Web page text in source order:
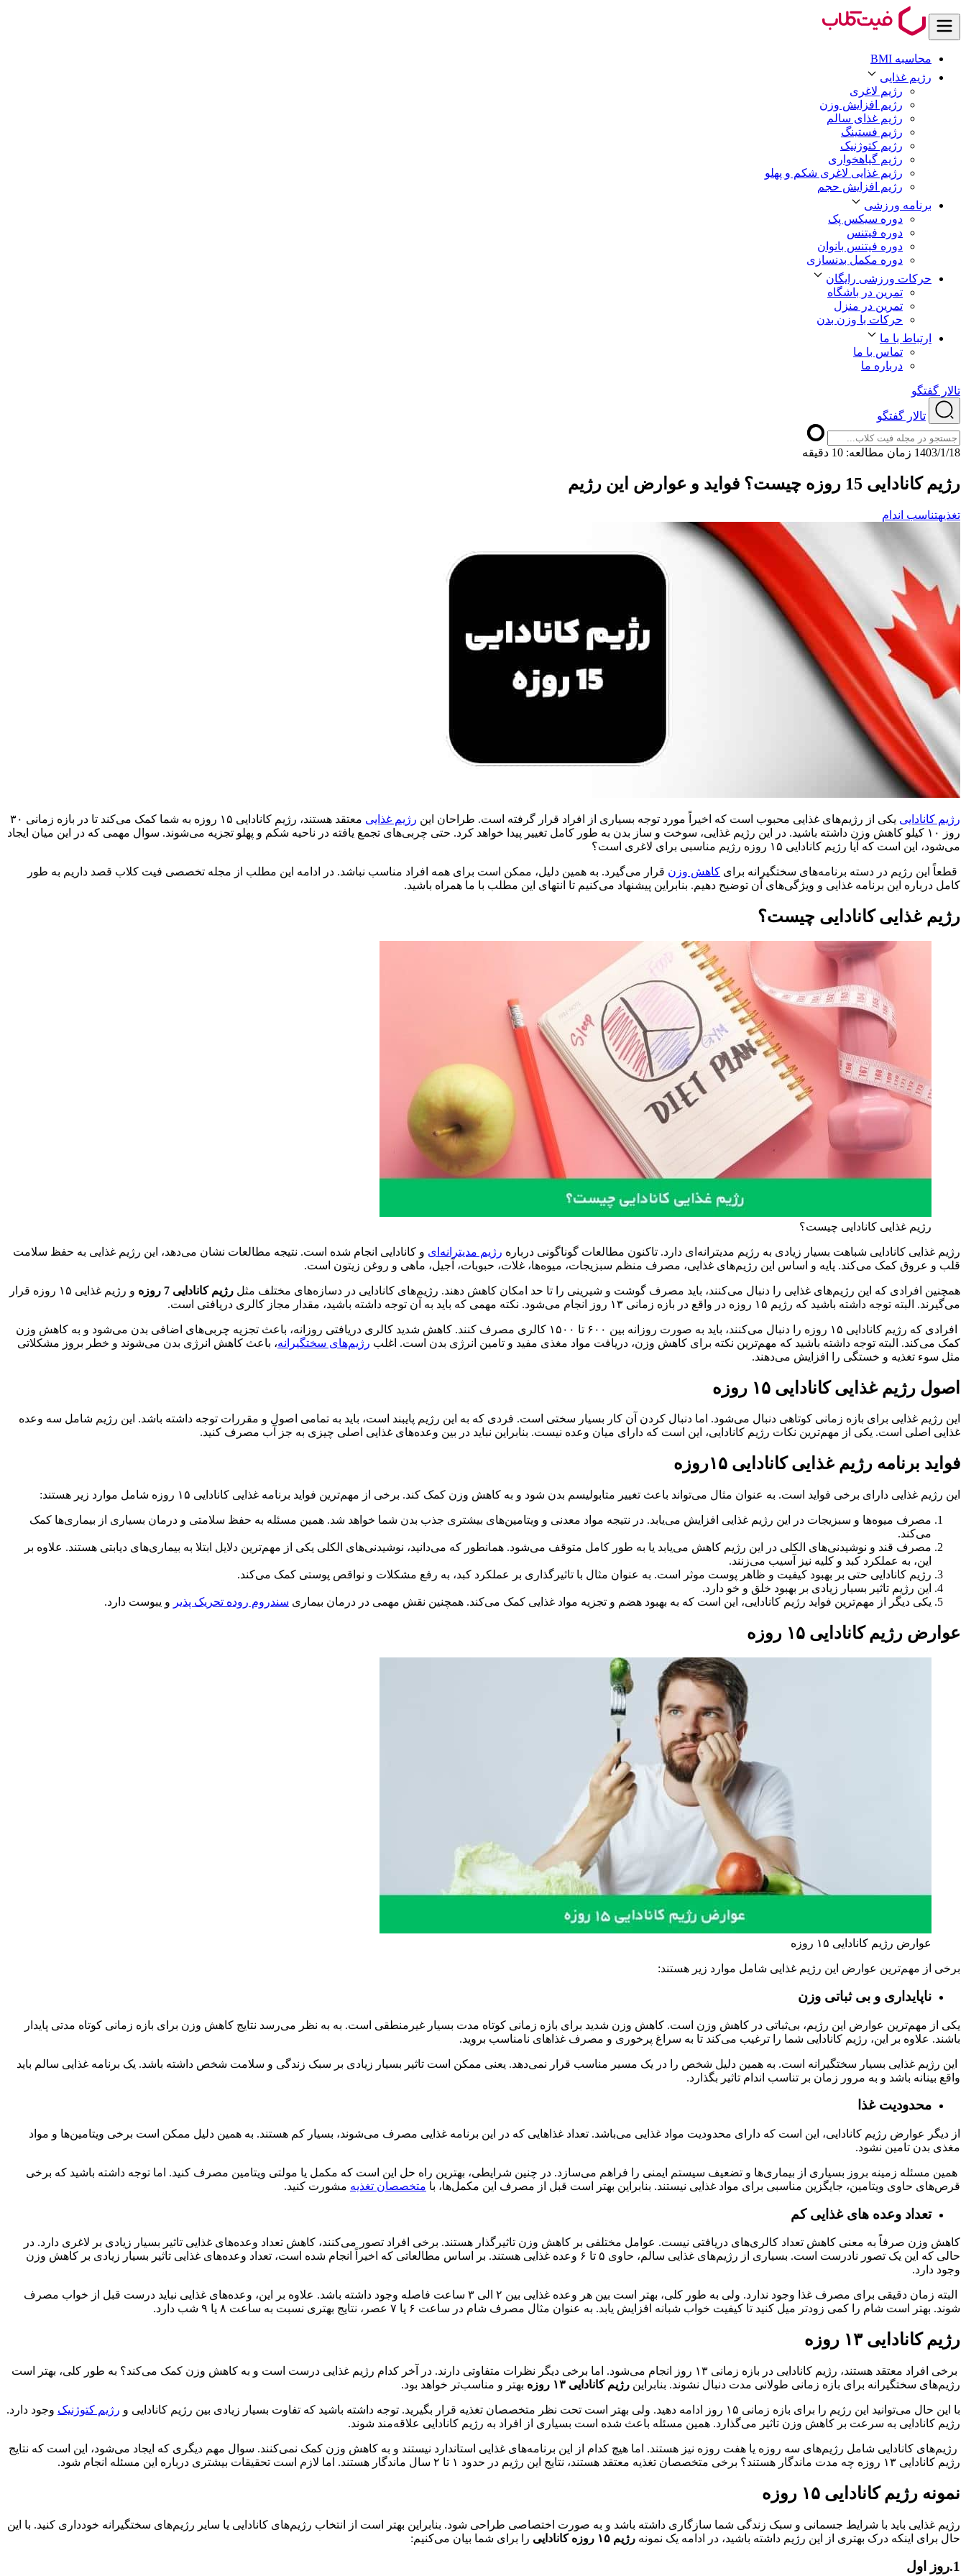
محاسبه BMI
رژیم غذایی
رژیم لاغری
رژیم افزایش وزن
رژیم غذای سالم
رژیم فستینگ
رژیم کتوژنیک
رژیم گیاهخواری
رژیم غذایی لاغری شکم و پهلو
رژیم افزایش حجم
برنامه ورزشی
دوره سیکس پک
دوره فیتنس
دوره فیتنس بانوان
دوره مکمل بدنسازی
حرکات ورزشی رایگان
تمرین در باشگاه
تمرین در منزل
حرکات با وزن بدن
ارتباط با ما
تماس با ما
درباره ما
تالار گفتگو
تالار گفتگو
1403/1/18 ﺯﻣﺎﻥ ﻣﻄﺎﻟﻌﻪ: 10 دقیقه
رژیم کانادایی 15 روزه چیست؟ فواید و عوارض این رژیم
تغذیهتناسب اندام
رژیم کانادایی یکی از رژیم‌های غذایی محبوب است که اخیراً مورد توجه بسیاری از افراد قرار گرفته است. طراحان این رژیم غذایی
معتقد هستند، رژیم کانادایی ۱۵ روزه به شما کمک می‌کند تا در بازه زمانی ۳۰
روز ۱۰ کیلو کاهش وزن داشته باشید. در این رژیم غذایی، سوخت و ساز بدن به طور کامل تغییر پیدا خواهد کرد. حتی چربی‌های تجمع یافته در ناحیه شکم و پهلو تجزیه می‌شوند. سوال مهمی که در این میان ایجاد
می‌شود، این است که آیا رژیم کانادایی ۱۵ روزه رژیم مناسبی برای لاغری است؟
قطعاً این رژیم در دسته برنامه‌های سختگیرانه برای کاهش وزن قرار می‌گیرد. به همین دلیل، ممکن است برای همه افراد مناسب نباشد. در ادامه این مطلب از مجله تخصصی فیت کلاب قصد داریم به طور
کامل درباره این برنامه غذایی و ویژگی‌های آن توضیح دهیم. بنابراین پیشنهاد می‌کنیم تا انتهای این مطلب با ما همراه باشید.
رژیم غذایی کانادایی چیست؟
رژیم غذایی کانادایی چیست؟
رژیم غذایی کانادایی شباهت بسیار زیادی به رژیم مدیترانه‌ای دارد. تاکنون مطالعات گوناگونی درباره رژیم مدیترانه‌ای و کانادایی انجام شده است. نتیجه مطالعات نشان می‌دهد، این رژیم غذایی به حفظ سلامت
قلب و عروق کمک می‌کند. پایه و اساس این رژیم‌های غذایی، مصرف منظم سبزیجات، میوه‌ها، غلات، حبوبات، آجیل، ماهی و روغن زیتون است.
همچنین افرادی که این رژیم‌های غذایی را دنبال می‌کنند، باید مصرف گوشت و شیرینی را تا حد امکان کاهش دهند. رژیم‌های کانادایی در دسازه‌های مختلف مثل رژیم کانادایی 7 روزه و
رژیم غذایی ۱۵ روزه قرار
می‌گیرند. البته توجه داشته باشید که رژیم ۱۵ روزه در واقع در بازه زمانی ۱۳ روز انجام می‌شود. نکته مهمی که باید به آن توجه داشته باشید، مقدار مجاز کالری دریافتی است.
افرادی که رژیم کانادایی ۱۵ روزه را دنبال می‌کنند، باید به صورت روزانه بین ۶۰۰ تا ۱۵۰۰ کالری مصرف کنند. کاهش شدید کالری دریافتی روزانه، باعث تجزیه چربی‌های اضافی بدن می‌شود و به کاهش وزن
کمک می‌کند. البته توجه داشته باشید که مهم‌ترین نکته برای کاهش وزن، دریافت مواد مغذی مفید و تامین انرژی بدن است. اغلب رژیم‌های سختگیرانه، باعث کاهش انرژی بدن می‌شوند و خطر بروز مشکلاتی
مثل سوء تغذیه و خستگی را افزایش می‌دهند.
اصول رژیم غذایی کانادایی ۱۵ روزه
این رژیم غذایی برای بازه زمانی کوتاهی دنبال می‌شود. اما دنبال کردن آن کار بسیار سختی است. فردی که به این رژیم پایبند است، باید به تمامی اصول و مقررات توجه داشته باشد. این رژیم شامل سه وعده
غذایی اصلی است. یکی از مهم‌ترین نکات رژیم کانادایی، این است که دارای میان وعده نیست. بنابراین نباید در بین وعده‌های غذایی اصلی چیزی به جز آب مصرف کنید.
فواید برنامه رژیم غذایی کانادایی ۱۵روزه
این رژیم غذایی دارای برخی فواید است. به عنوان مثال می‌تواند باعث تغییر متابولیسم بدن شود و به کاهش وزن کمک کند. برخی از مهم‌ترین فواید برنامه غذایی کانادایی ۱۵ روزه شامل موارد زیر هستند:
مصرف میوه‌ها و سبزیجات در این رژیم غذایی افزایش می‌یابد. در نتیجه مواد معدنی و ویتامین‌های بیشتری جذب بدن شما خواهد شد. همین مسئله به حفظ سلامتی و درمان بسیاری از بیماری‌ها کمک
می‌کند.
مصرف قند و نوشیدنی‌های الکلی در این رژیم کاهش می‌یابد یا به طور کامل متوقف می‌شود. همانطور که می‌دانید، نوشیدنی‌های الکلی یکی از مهم‌ترین دلایل ابتلا به بیماری‌های دیابتی هستند. علاوه بر
این، به عملکرد کبد و کلیه نیز آسیب می‌زنند.
رژیم کانادایی حتی بر بهبود کیفیت و ظاهر پوست موثر است. به عنوان مثال با تاثیرگذاری بر عملکرد کبد، به رفع مشکلات و نواقص پوستی کمک می‌کند.
این رژیم تاثیر بسیار زیادی بر بهبود خلق و خو دارد.
یکی دیگر از مهم‌ترین فواید رژیم کانادایی، این است که به بهبود هضم و تجزیه مواد غذایی کمک می‌کند. همچنین نقش مهمی در درمان بیماری سندروم روده تحریک پذیر و یبوست دارد.
عوارض رژیم کانادایی ۱۵ روزه
عوارض رژیم کانادایی ۱۵ روزه
برخی از مهم‌ترین عوارض این رژیم غذایی شامل موارد زیر هستند:
ناپایداری و بی ثباتی وزن
یکی از مهم‌ترین عوارض این رژیم، بی‌ثباتی در کاهش وزن است. کاهش وزن شدید برای بازه زمانی کوتاه مدت بسیار غیرمنطقی است. به به نظر می‌رسد نتایج کاهش وزن برای بازه زمانی کوتاه مدتی پایدار
باشند. علاوه بر این، رژیم کانادایی شما را ترغیب می‌کند تا به سراغ پرخوری و مصرف غذاهای نامناسب بروید.
این رژیم غذایی بسیار سختگیرانه است. به همین دلیل شخص را در یک مسیر مناسب قرار نمی‌دهد. یعنی ممکن است تاثیر بسیار زیادی بر سبک زندگی و سلامت شخص داشته باشد. یک برنامه غذایی سالم باید
واقع بینانه باشد و به مرور زمان بر تناسب اندام تاثیر بگذارد.
محدودیت غذا
از دیگر عوارض رژیم کانادایی، این است که دارای محدودیت مواد غذایی می‌باشد. تعداد غذاهایی که در این برنامه غذایی مصرف می‌شوند، بسیار کم هستند. به همین دلیل ممکن است برخی ویتامین‌ها و مواد
مغذی بدن تامین نشود.
همین مسئله زمینه بروز بسیاری از بیماری‌ها و تضعیف سیستم ایمنی را فراهم می‌سازد. در چنین شرایطی، بهترین راه حل این است که مکمل یا مولتی ویتامین مصرف کنید. اما توجه داشته باشید که برخی
قرص‌های حاوی ویتامین، جایگزین مناسبی برای مواد غذایی ‌نیستند. بنابراین بهتر است قبل از مصرف این مکمل‌ها، با متخصصان تغذیه مشورت کنید.
تعداد وعده های غذایی کم
کاهش وزن صرفاً به معنی کاهش تعداد کالری‌های دریافتی نیست. عوامل مختلفی بر کاهش وزن تاثیرگذار هستند. برخی افراد تصور می‌کنند، کاهش تعداد وعده‌های غذایی تاثیر بسیار زیادی بر لاغری دارد. در
حالی که این یک تصور نادرست است. بسیاری از رژیم‌های غذایی سالم، حاوی ۵ تا ۶ وعده غذایی هستند. بر اساس مطالعاتی که اخیراً انجام شده است، تعداد وعده‌های غذایی تاثیر بسیار زیادی بر کاهش وزن
وجود دارد.
البته زمان دقیقی برای مصرف غذا وجود ندارد. ولی به طور کلی، بهتر است بین هر وعده غذایی بین ۲ الی ۳ ساعت فاصله وجود داشته باشد. علاوه بر این، وعده‌های غذایی نباید درست قبل از خواب مصرف
شوند. بهتر است شام را کمی زودتر میل کنید تا کیفیت خواب شبانه افزایش یابد. به عنوان مثال مصرف شام در ساعت ۶ یا ۷ عصر، نتایج بهتری نسبت به ساعت ۸ یا ۹ شب دارد.
رژیم کانادایی ۱۳ روزه
برخی افراد معتقد هستند، رژیم کانادایی در بازه زمانی ۱۳ روز انجام می‌شود. اما برخی دیگر نظرات متفاوتی دارند. در آخر کدام رژیم غذایی درست است و به کاهش وزن کمک می‌کند؟ به طور کلی، بهتر است
رژیم‌های سختگیرانه برای بازه زمانی طولانی مدت دنبال نشوند. بنابراین رژیم کانادایی ۱۳ روزه بهتر و مناسب‌تر خواهد بود.
با این حال می‌توانید این رژیم را برای بازه زمانی ۱۵ روز ادامه دهید. ولی بهتر است تحت نظر متخصصان تغذیه قرار بگیرید. توجه داشته باشید که تفاوت بسیار زیادی بین رژیم کانادایی و رژیم کتوژنیک وجود دارد.
رژیم کانادایی به سرعت بر کاهش وزن تاثیر می‌گذارد. همین مسئله باعث شده است بسیاری از افراد به رژیم کانادایی علاقه‌مند شوند.
رژیم‌های کانادایی شامل رژیم‌های سه روزه یا هفت روزه نیز هستند. اما هیچ کدام از این برنامه‌های غذایی استاندارد نیستند و به کاهش وزن کمک نمی‌کنند. سوال مهم دیگری که ایجاد می‌شود، این است که نتایج
رژیم کانادایی ۱۳ روزه چه مدت ماندگار هستند؟ برخی متخصصان تغذیه معتقد هستند، نتایج این رژیم در حدود ۱ تا ۲ سال ماندگار هستند. اما لازم است تحقیقات بیشتری درباره این مسئله انجام شود.
نمونه رژیم کانادایی ۱۵ روزه
رژیم غذایی باید با شرایط جسمانی و سبک زندگی شما سازگاری داشته باشد و به صورت اختصاصی طراحی شود. بنابراین بهتر است از انتخاب رژیم‌های کانادایی یا سایر رژیم‌های سختگیرانه خودداری کنید. با این
حال برای اینکه درک بهتری از این رژیم داشته باشید، در ادامه یک نمونه رژیم ۱۵ روزه کانادایی را برای شما بیان می‌کنیم:
1.روز اول